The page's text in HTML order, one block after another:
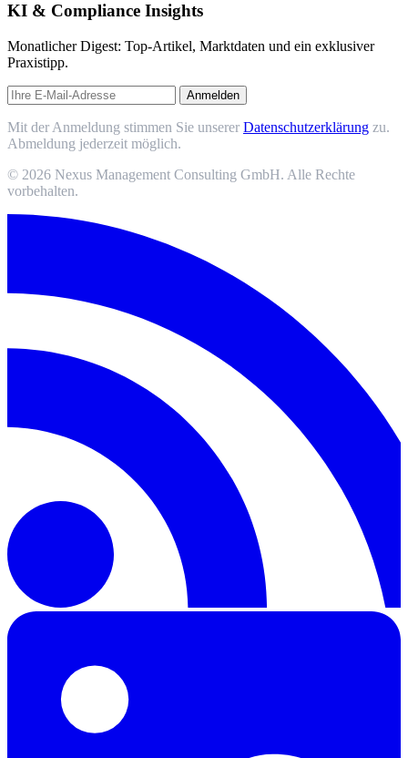
KI & Compliance Insights
Monatlicher Digest: Top-Artikel, Marktdaten und ein exklusiver
Praxistipp.
Anmelden
Mit der Anmeldung stimmen Sie unserer Datenschutzerklärung zu.
Abmeldung jederzeit möglich.
© 2026 Nexus Management Consulting GmbH. Alle Rechte
vorbehalten.